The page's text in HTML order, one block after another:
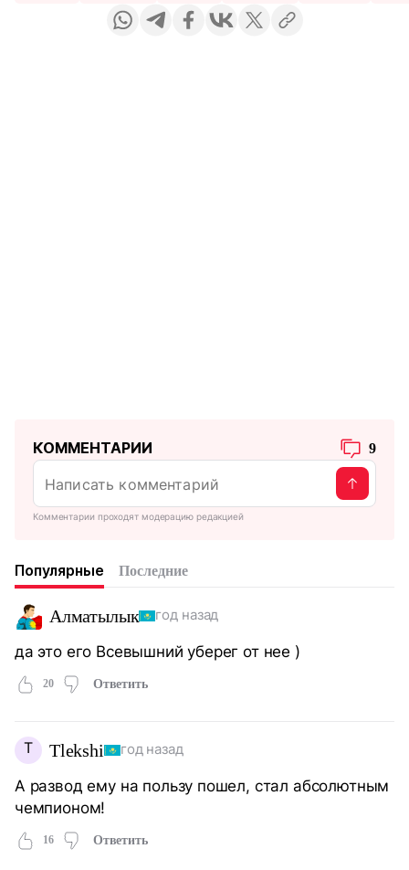
КОММЕНТАРИИ 9
Комментарии проходят модерацию редакцией
Популярные Последние
Алматылык год назад
да это его Всевышний уберег от нее )
20 Ответить
T Tlekshi год назад
А развод ему на пользу пошел, стал абсолютным
чемпионом!
16 Ответить